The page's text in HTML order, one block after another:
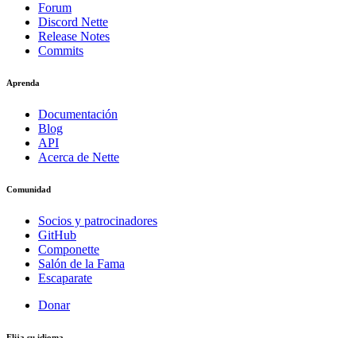
Forum
Discord Nette
Release Notes
Commits
Aprenda
Documentación
Blog
API
Acerca de Nette
Comunidad
Socios y patrocinadores
GitHub
Componette
Salón de la Fama
Escaparate
Donar